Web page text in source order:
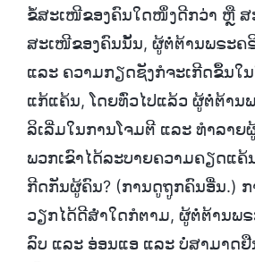
ຂໍ້ສະເໜີຂອງຄົນໃດໜຶ່ງດີກວ່າ ຫຼື ສ
ສະເໜີຂອງຄົນນັ້ນ, ຜູ້ຕໍ່ຕ້ານພຣະຄ
ແລະ ຄວາມກຽດຊັງກໍຈະເກີດຂຶ້ນໃ
ແກ້ແຄ້ນ, ໂດຍທົ່ວໄປແລ້ວ ຜູ້ຕໍ່ຕ້ານ
ລິເລີ່ມໃນການໂຈມຕີ ແລະ ທຳລາ
ພວກເຂົາໄດ້ລະບາຍຄວາມຄຽດແ
ກີດກັນຜູ້ຄົນ? (ການດູຖູກຄົນອື່ນ.)
ວຽກໄດ້ດີສໍ່າໃດກໍຕາມ, ຜູ້ຕໍ່ຕ້ານພຣ
ລົບ ແລະ ອ່ອນແອ ແລະ ບໍ່ສາມາດ